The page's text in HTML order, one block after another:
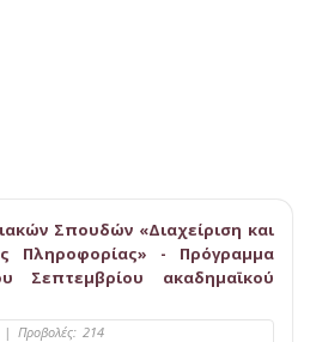
Σπουδών «Διαχείριση και
Πληροφορίας» - Πρόγραμμα
Σεπτεμβρίου ακαδημαϊκού
| Προβολές: 214